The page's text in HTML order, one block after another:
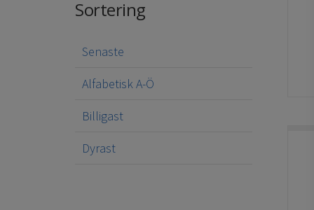
Sortering
Senaste
Alfabetisk A-Ö
Billigast
Dyrast